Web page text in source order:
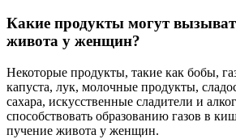
Какие продукты могут
живота у женщин?
Некоторые продукты, такие как бобы,
капуста, лук, молочные продукты,
сахара, искусственные сладители и
способствовать образованию газов в
пучение живота у женщин.